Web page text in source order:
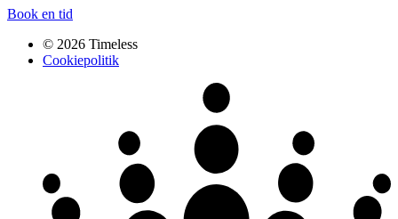
Book en tid
© 2026 Timeless
Cookiepolitik